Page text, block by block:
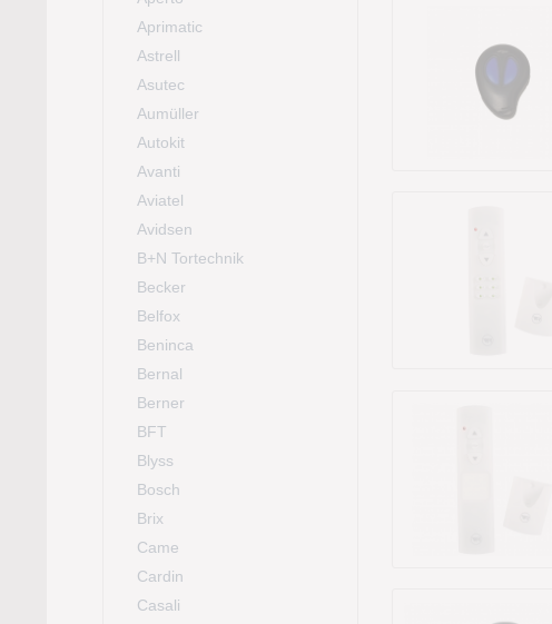
Aprimatic
Astrell
Asutec
Aumüller
Autokit
Avanti
Aviatel
Avidsen
B+N Tortechnik
Becker
Belfox
Beninca
Bernal
Berner
BFT
Blyss
Bosch
Brix
Came
Cardin
Casali